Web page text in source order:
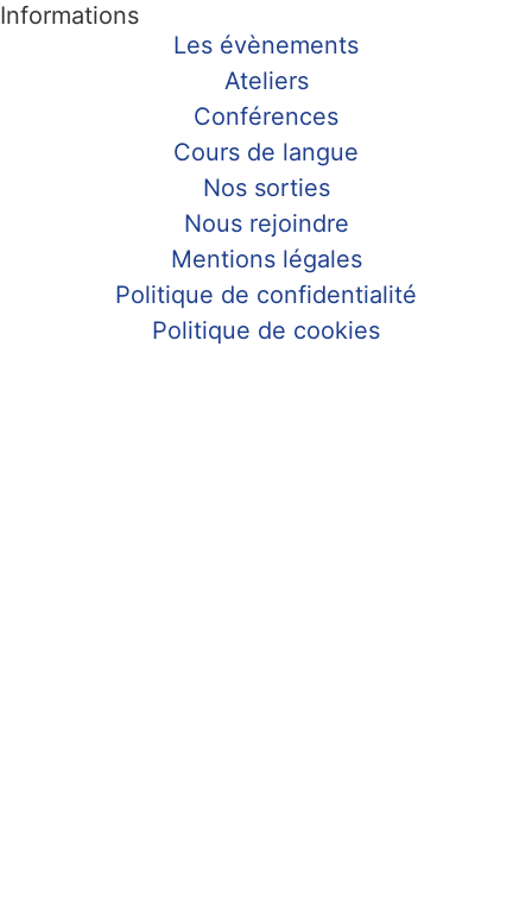
Informations
Les évènements
Ateliers
Conférences
Cours de langue
Nos sorties
Nous rejoindre
Mentions légales
Politique de confidentialité
Politique de cookies